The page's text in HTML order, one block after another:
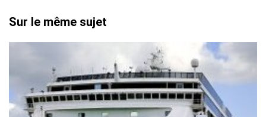
Sur le même sujet